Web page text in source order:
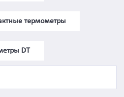
термометры
DT